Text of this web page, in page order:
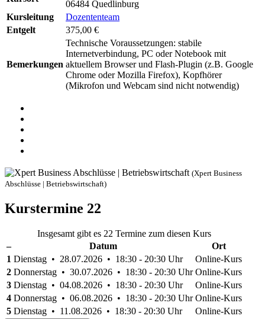
06484 Quedlinburg
Kursleitung
Dozententeam
Entgelt
375,00 €
Bemerkungen
Technische Voraussetzungen: stabile
Internetverbindung, PC oder Notebook mit
aktuellem Browser und Flash-Plugin (z.B. Google
Chrome oder Mozilla Firefox), Kopfhörer
(Mikrofon und Webcam sind nicht notwendig)
(Xpert Business
Abschlüsse | Betriebswirtschaft)
Kurstermine 22
Insgesamt gibt es 22 Termine zum diesen Kurs
–
Datum
Ort
1 Dienstag • 28.07.2026 • 18:30 - 20:30 Uhr
Online-Kurs
2 Donnerstag • 30.07.2026 • 18:30 - 20:30 Uhr Online-Kurs
3 Dienstag • 04.08.2026 • 18:30 - 20:30 Uhr
Online-Kurs
4 Donnerstag • 06.08.2026 • 18:30 - 20:30 Uhr Online-Kurs
5 Dienstag • 11.08.2026 • 18:30 - 20:30 Uhr Online-Kurs